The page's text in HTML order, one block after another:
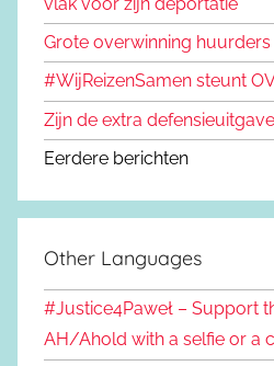
Grote overwinning huurders
#WijReizenSamen steunt
Zijn de extra
Eerdere berichten
Other Languages
#Justice4Paweł – Support
AH/Ahold with a selfie or a